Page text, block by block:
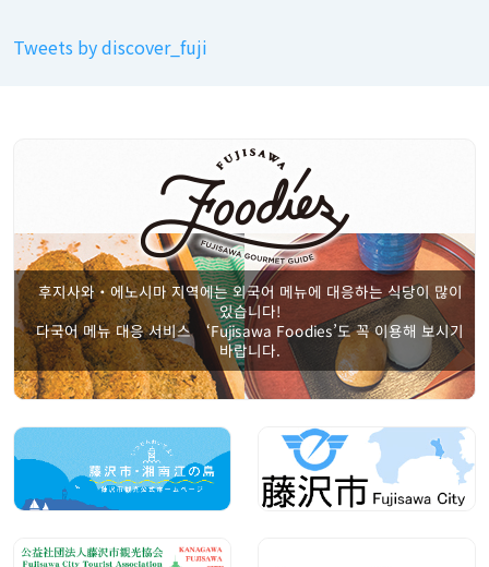
Tweets by discover_fuji
후지사와・에노시마 지역에는 외국어 메뉴에 대응하는 식당이 많이
있습니다!
다국어 메뉴 대응 서비스 ‘Fujisawa Foodies’도 꼭 이용해 보시기
바랍니다.